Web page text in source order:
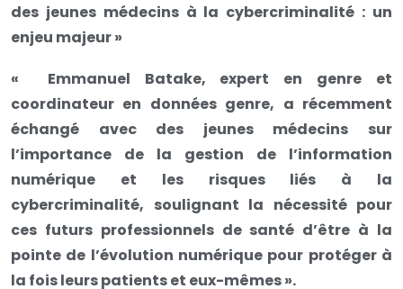
des jeunes médecins à la cybercriminalité : un
enjeu majeur »
« Emmanuel Batake, expert en genre et
coordinateur en données genre, a récemment
échangé avec des jeunes médecins sur
l’importance de la gestion de l’information
numérique et les risques liés à la
cybercriminalité, soulignant la nécessité pour
ces futurs professionnels de santé d’être à la
pointe de l’évolution numérique pour protéger à
la fois leurs patients et eux-mêmes ».